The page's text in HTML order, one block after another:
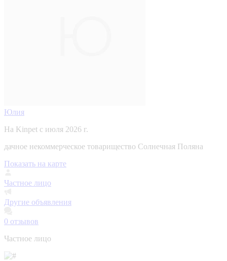
Юлия
На Kinpet c июля 2026 г.
дачное некоммерческое товарищество Солнечная Поляна
Показать на карте
Частное лицо
Другие объявления
0 отзывов
Частное лицо